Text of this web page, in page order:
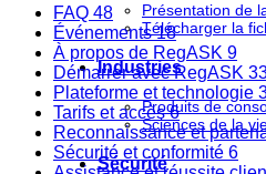
Présentation de
Télécharger la
Industries
Produits de
Sciences de la
Sécurité
FAQ 48
Événements 18
À propos de RegASK 9
Démarrer avec RegASK
Plateforme et technologie
Tarifs et accès 6
Reconnaissance et
Sécurité et conformité 6